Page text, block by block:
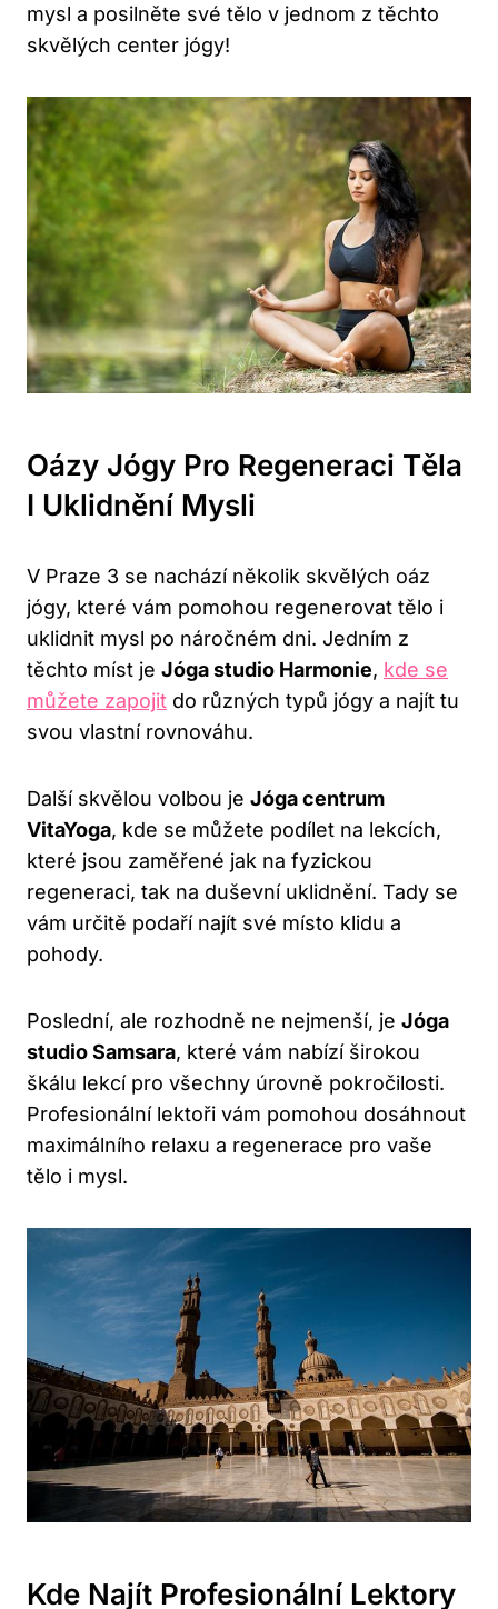
mysl a posilněte své tělo v jednom z těchto
skvělých center jógy!
Oázy Jógy Pro Regeneraci Těla
I Uklidnění Mysli
V Praze 3 se nachází několik skvělých oáz
jógy, které vám pomohou regenerovat tělo i
uklidnit mysl po náročném dni. Jedním z
těchto míst je Jóga studio Harmonie, kde se
můžete zapojit do různých typů jógy a najít tu
svou vlastní rovnováhu.
Další skvělou volbou je Jóga centrum
VitaYoga, kde se můžete podílet na lekcích,
které jsou zaměřené jak na fyzickou
regeneraci, tak na duševní uklidnění. Tady se
vám určitě podaří najít své místo klidu a
pohody.
Poslední, ale rozhodně ne nejmenší, je Jóga
studio Samsara, které vám nabízí širokou
škálu lekcí pro všechny úrovně pokročilosti.
Profesionální lektoři vám pomohou dosáhnout
maximálního relaxu a regenerace pro vaše
tělo i mysl.
Kde Najít Profesionální Lektory